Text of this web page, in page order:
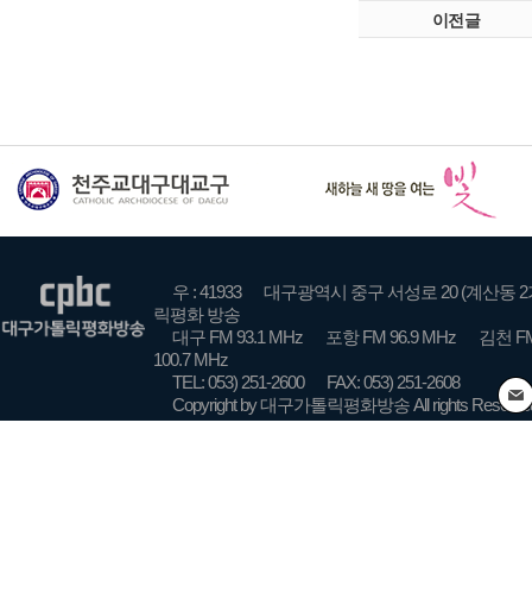
이전글
우 : 41933
대구광역시 중구 서성로 20 (계산동 2
릭평화 방송
대구 FM 93.1 MHz
포항 FM 96.9 MHz
김천
100.7 MHz
TEL: 053) 251-2600
FAX: 053) 251-2608
Copyright by 대구가톨릭평화방송 All rights